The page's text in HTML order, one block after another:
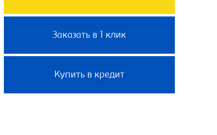
Заказать в 1 клик
Купить в кредит